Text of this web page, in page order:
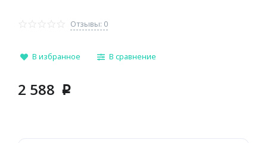
Отзывы: 0
В избранное В сравнение
2 588 p